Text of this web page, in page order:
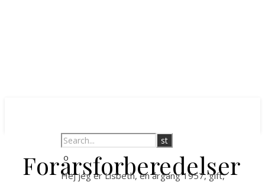
Forårsforberedelser
Hej jeg er Lisbeth, en årgang 1957, gift,